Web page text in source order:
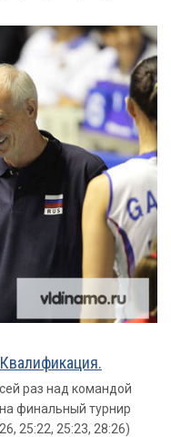
раз над командой
финальный турнир
25:22, 25:23, 28:26)